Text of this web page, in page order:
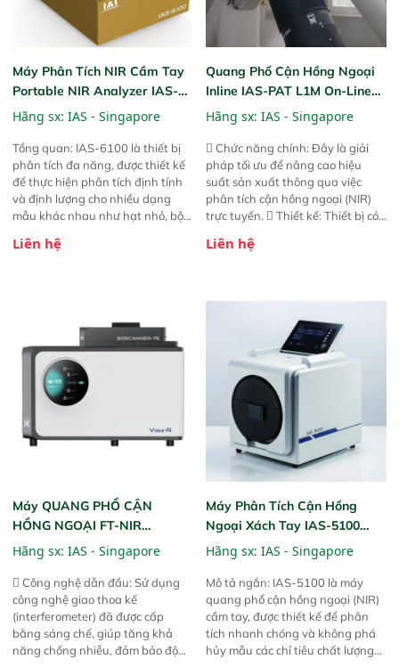
Máy Phân Tích NIR Cầm Tay
Portable NIR Analyzer IAS-
6100
Hãng sx: IAS - Singapore
Tổng quan: IAS-6100 là thiết bị
phân tích đa năng, được thiết kế
để thực hiện phân tích định tính
và định lượng cho nhiều dạng
mẫu khác nhau như hạt nhỏ, bột,
này cho phép bất kỳ ai cũng có
thức ăn chăn nuôi, nguyên liệu
thực phẩm, nông sản,..
Liên hệ
Quang Phổ Cận Hồng Ngoại
Inline IAS-PAT L1M On-Line
NIR
Hãng sx: IAS - Singapore
 Chức năng chính: Đây là giải
pháp tối ưu để nâng cao hiệu
suất sản xuất thông qua việc
phân tích cận hồng ngoại (NIR)
trực tuyến.  Thiết kế: Thiết bị có
hỗ trợ tản nhiệt tăng cường và đã
năng theo dõi thông số theo thời
gian thực và trực quan hóa dữ
liệu để tăng chỉ số ROI cho doanh
Liên hệ
Máy QUANG PHỔ CẬN
HỒNG NGOẠI FT-NIR
Analyzer Vista-R
Hãng sx: IAS - Singapore
 Công nghệ dẫn đầu: Sử dụng
công nghệ giao thoa kế
(interferometer) đã được cấp
bằng sáng chế, giúp tăng khả
năng chống nhiễu, đảm bảo độ
Máy Phân Tích Cận Hồng
Ngoại Xách Tay IAS-5100
(Portable NIR Analyzer)
Hãng sx: IAS - Singapore
Mô tả ngắn: IAS-5100 là máy
quang phổ cận hồng ngoại (NIR)
cầm tay, được thiết kế để phân
tích nhanh chóng và không phá
hủy mẫu các chỉ tiêu chất lượng